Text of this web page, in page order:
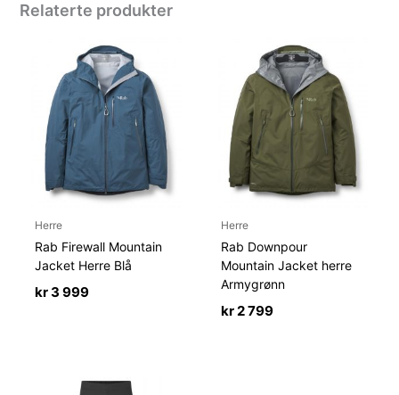
Relaterte produkter
Herre
Rab Firewall Mountain
Jacket Herre Blå
kr3 999
Herre
Rab Downpour
Mountain Jacket herre
Armygrønn
kr 2 799